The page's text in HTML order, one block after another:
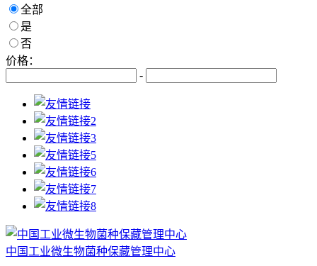
全部
是
否
价格：
-
中国工业微生物菌种保藏管理中心